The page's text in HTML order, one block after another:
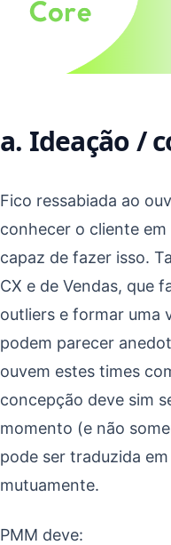
a. Ideação /
Fico ressabiada ao
conhecer o cliente
capaz de fazer isso.
CX e de Vendas, que
outliers e formar uma
podem parecer
ouvem estes times
concepção deve sim
momento (e não
pode ser traduzida
mutuamente.
PMM deve: